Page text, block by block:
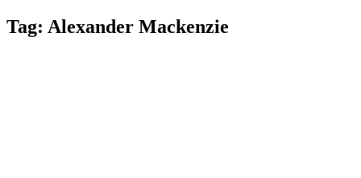
Tag: Alexander Mackenzie